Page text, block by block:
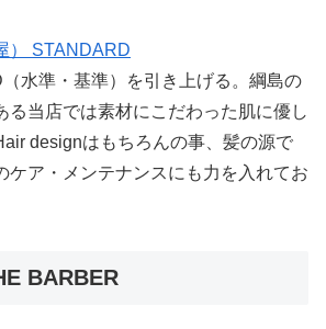
） STANDARD
水準・基準）を引き上げる。綱島の
る当店では素材にこだわった肌に優し
designはもちろんの事、髪の源で
ケア・メンテナンスにも力を入れてお
BARBER